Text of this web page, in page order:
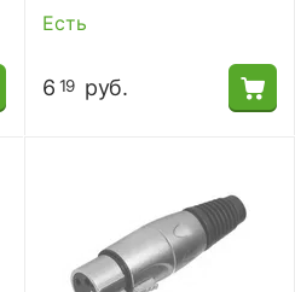
Есть
6 19 руб.